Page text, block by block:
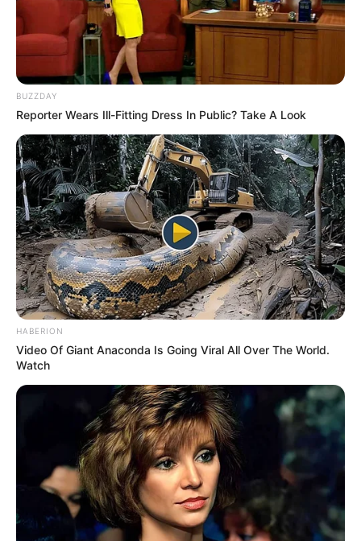
Landmassen, indem sie sich zum Teil hoben, zu
anderen Teilen senkten. Am Ende entstand die
Ostsee. Dieser Prozess ist in der Ostseeerlebniswelt
in Klausdorf bei Heiligenhafen präzise und höchst
interessant dargestellt. Ein weiterer Schwerpunkt ist
Aquarien. Informationen unterwww.ostseeerlebnisw
elt.de. Eingetragen von Ostsee Erlebniswelt.
Eiszeitmuseum Lütjenburg - Auf anschauliche
Weise werden die Vorgänge der letzten Eiszeit
dargestellt, als die heutige Landschaft Schleswig-
Holsteins und mit ihr die Holsteinische Schweiz als
Folge gewaltiger Gletscherbewegungen vor 10.000
bis 15.000 Jahren entstand. Informationen unterww
w.eiszeitmuseum.de.
Turmhügelburg Lütjenburg - Im Lütjenburger
Nienthal wurde eine mittelalterliche Burg unter
Grundlage von Ausgrabungsergebnissen
Museum, welches das einstige Leben in der Region
Holstein zeigt. Informationen unter
www.turmhuegel
burg.de.
5-Seen-Fahrt in Malente - Bei eine Schiffsrundfahrt
über die idyllisch liegende 5-Seen-Kette und den
Kellersee kann man in Malente die reizvollen
Naturschönheiten der Holsteinischen Schweiz aus
BUZZDAY
Reporter Wears Ill-Fitting Dress In Public? Take A Look
HABERION
Video Of Giant Anaconda Is Going Viral All Over The World.
Watch